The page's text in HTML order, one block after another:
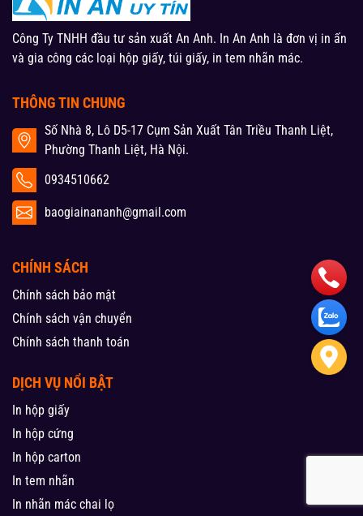
Công Ty TNHH đầu tư sản xuất An Anh. In An Anh là đơn vị in ấn
và gia công các loại hộp giấy, túi giấy, in tem nhãn mác.
THÔNG TIN CHUNG
Số Nhà 8, Lô D5-17 Cụm Sản Xuất Tân Triều Thanh Liệt,
Phường Thanh Liệt, Hà Nội.
0934510662
baogiainananh@gmail.com
CHÍNH SÁCH
Chính sách bảo mật
Chính sách vận chuyển
Chính sách thanh toán
DỊCH VỤ NỔI BẬT
In hộp giấy
In hộp cứng
In hộp carton
In tem nhãn
In nhãn mác chai lọ